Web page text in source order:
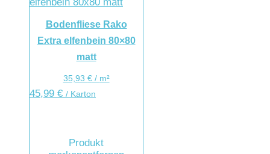
Bodenfliese Rako
Extra elfenbein 80×80
matt
35,93 €/ m²
45,99 € / Karton
Produkt